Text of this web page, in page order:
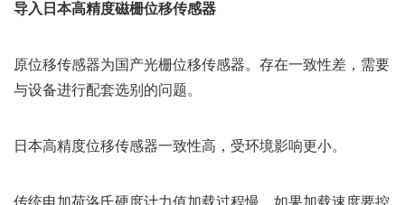
导入日本高精度磁栅位移传感器
原位移传感器为国产光栅位移传感器。存在一致性差，需要
与设备进行配套选别的问题。
日本高精度位移传感器一致性高，受环境影响更小。
传统电加荷洛氏硬度计力值加载过程慢，如果加载速度要控